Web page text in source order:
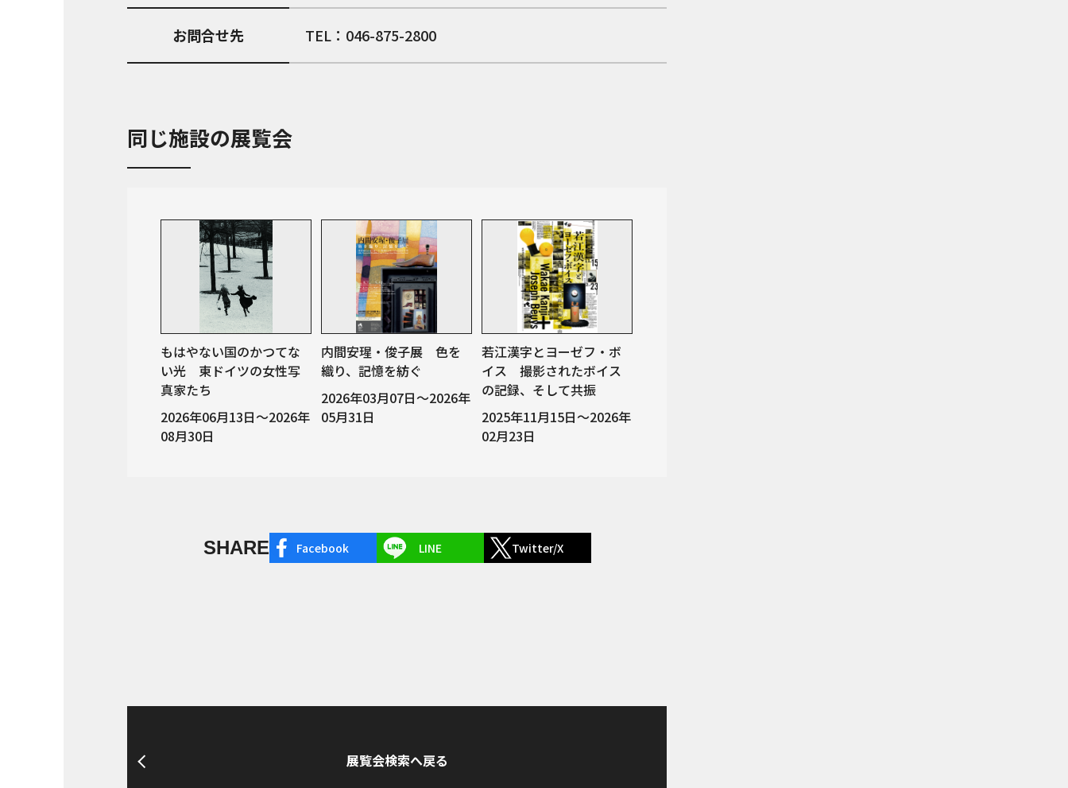
お問合せ先 TEL：046-875-2800
同じ施設の展覧会
もはやない国のかつてな
い光 東ドイツの女性写
真家たち
2026年06月13日～2026年
08月30日
内間安瑆・俊子展 色を
織り、記憶を紡ぐ
2026年03月07日～2026年
05月31日
若江漢字とヨーゼフ・ボ
イス 撮影されたボイス
の記録、そして共振
2025年11月15日～2026年
02月23日
SHARE Facebook LINE Twitter/X
展覧会検索へ戻る